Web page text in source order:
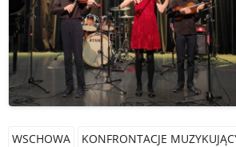
WSCHOWA KONFRONTACJE